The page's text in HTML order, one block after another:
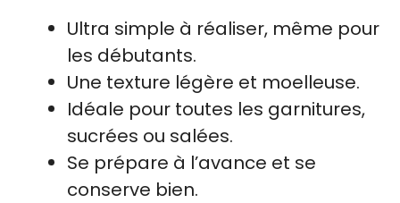
Ultra simple à réaliser, même pour
les débutants.
Une texture légère et moelleuse.
Idéale pour toutes les garnitures,
sucrées ou salées.
Se prépare à l’avance et se
conserve bien.